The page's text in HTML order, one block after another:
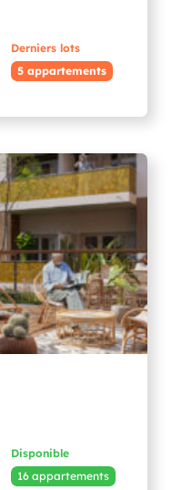
Derniers lots
5 appartements
Disponible
16 appartements